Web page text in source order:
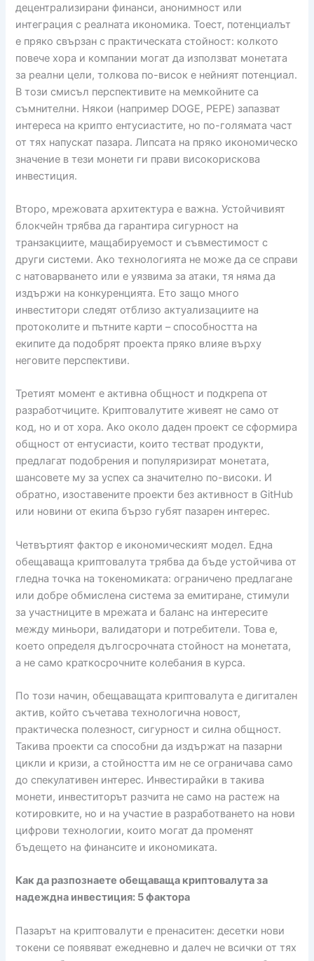
децентрализирани финанси, анонимност или
интеграция с реалната икономика. Тоест, потенциалът
е пряко свързан с практическата стойност: колкото
повече хора и компании могат да използват монетата
за реални цели, толкова по-висок е нейният потенциал.
В този смисъл перспективите на мемкойните са
съмнителни. Някои (например DOGE, PEPE) запазват
интереса на крипто ентусиастите, но по-голямата част
от тях напускат пазара. Липсата на пряко икономическо
значение в тези монети ги прави високорискова
инвестиция.
Второ, мрежовата архитектура е важна. Устойчивият
блокчейн трябва да гарантира сигурност на
транзакциите, мащабируемост и съвместимост с
други системи. Ако технологията не може да се справи
с натоварването или е уязвима за атаки, тя няма да
издържи на конкуренцията. Ето защо много
инвеститори следят отблизо актуализациите на
протоколите и пътните карти – способността на
екипите да подобрят проекта пряко влияе върху
неговите перспективи.
Третият момент е активна общност и подкрепа от
разработчиците. Криптовалутите живеят не само от
код, но и от хора. Ако около даден проект се сформира
общност от ентусиасти, които тестват продукти,
предлагат подобрения и популяризират монетата,
шансовете му за успех са значително по-високи. И
обратно, изоставените проекти без активност в GitHub
или новини от екипа бързо губят пазарен интерес.
Четвъртият фактор е икономическият модел. Една
обещаваща криптовалута трябва да бъде устойчива от
гледна точка на токеномиката: ограничено предлагане
или добре обмислена система за емитиране, стимули
за участниците в мрежата и баланс на интересите
между миньори, валидатори и потребители. Това е,
което определя дългосрочната стойност на монетата,
а не само краткосрочните колебания в курса.
По този начин, обещаващата криптовалута е дигитален
актив, който съчетава технологична новост,
практическа полезност, сигурност и силна общност.
Такива проекти са способни да издържат на пазарни
цикли и кризи, а стойността им не се ограничава само
до спекулативен интерес. Инвестирайки в такива
монети, инвеститорът разчита не само на растеж на
котировките, но и на участие в разработването на нови
цифрови технологии, които могат да променят
бъдещето на финансите и икономиката.
Как да разпознаете обещаваща криптовалута за
надеждна инвестиция: 5 фактора
Пазарът на криптовалути е пренаситен: десетки нови
токени се появяват ежедневно и далеч не всички от тях